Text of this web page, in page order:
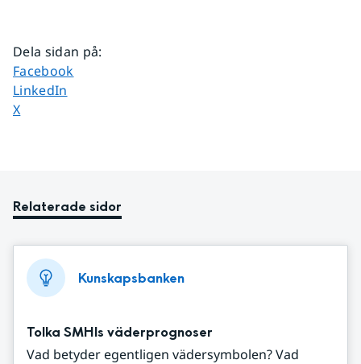
Dela sidan på:
Dela sidan på
Facebook
Dela sidan på
LinkedIn
Dela sidan på
X
Relaterade sidor
Kunskapsbanken
Tolka SMHIs väderprognoser
Vad betyder egentligen vädersymbolen? Vad